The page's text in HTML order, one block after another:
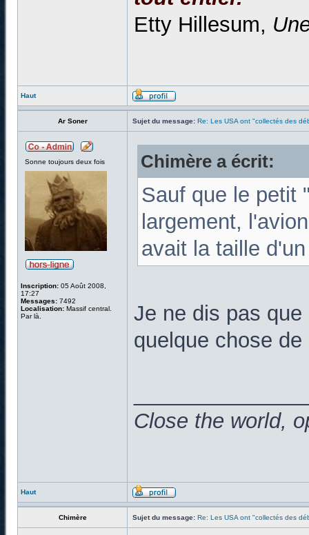
Etty Hillesum,
Haut
Ar Soner Sujet du message: Re: Les USA ont "collectés des
Sonne toujours deux fois
Inscription: 05 Août 2008,
17:27
Messages: 7492
Localisation: Massif central.
Par là.
Chimère a écrit:
Sauf que le petit
largement,
avait la taille
Je ne dis pas
quelque chose
Close the world,
Haut
Chimère Sujet du message: Re: Les USA ont "collectés des